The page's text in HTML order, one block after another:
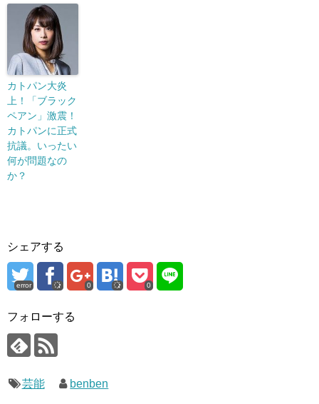
カトパン大炎
上！「ブラック
ペアン」激震！
カトパンに正式
抗議。いったい
何が問題なの
か？
シェアする
error 0 0
フォローする
芸能 benben